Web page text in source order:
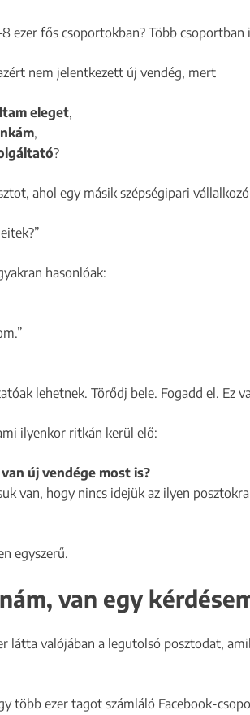
ezer fős csoportokban? Több csoportban
nem jelentkezett új vendég, mert
eleget,
,
?
ahol egy másik szépségipari
hasonlóak:
lehetnek. Törődj bele. Fogadd el. Ez
ilyenkor ritkán kerül elő:
új vendége most is?
van, hogy nincs idejük az ilyen
egyszerű.
van egy
látta valójában a legutolsó posztodat,
több ezer tagot számláló Facebook-